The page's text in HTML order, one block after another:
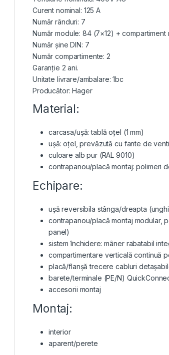
Curent nominal: 125 A
Număr rânduri: 7
Număr module: 84 (7×12) + compartiment
Număr șine DIN: 7
Număr compartimente: 2
Garanție 2 ani.
Unitate livrare/ambalare: 1bc
Producător: Hager
Material:
carcasa/ușă: tablă oțel (1 mm)
ușă: oțel, prevăzută cu fante de
culoare alb pur (RAL 9010)
contrapanou/placă montaj: polimeri
Echipare:
ușă reversibila stânga/dreapta
contrapanou/placă montaj modular,
panel)
sistem închidere: mâner rabatabil
compartimentare verticală continuă
placă/flanșă trecere cabluri
barete/terminale (PE/N)
accesorii montaj
Montaj:
interior
aparent/perete